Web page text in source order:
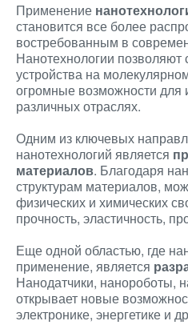
Применение
становится все более
востребованным в
Нанотехнологии позволяют
устройства на
огромные возможности для
различных отраслях.
Одним из ключевых
нанотехнологий является
материалов. Благодаря
структурам материалов,
физических и химических
прочность, эластичность,
Еще одной областью, где
применение, является
Нанодатчики, нанороботы,
открывает новые
электронике, энергетике и